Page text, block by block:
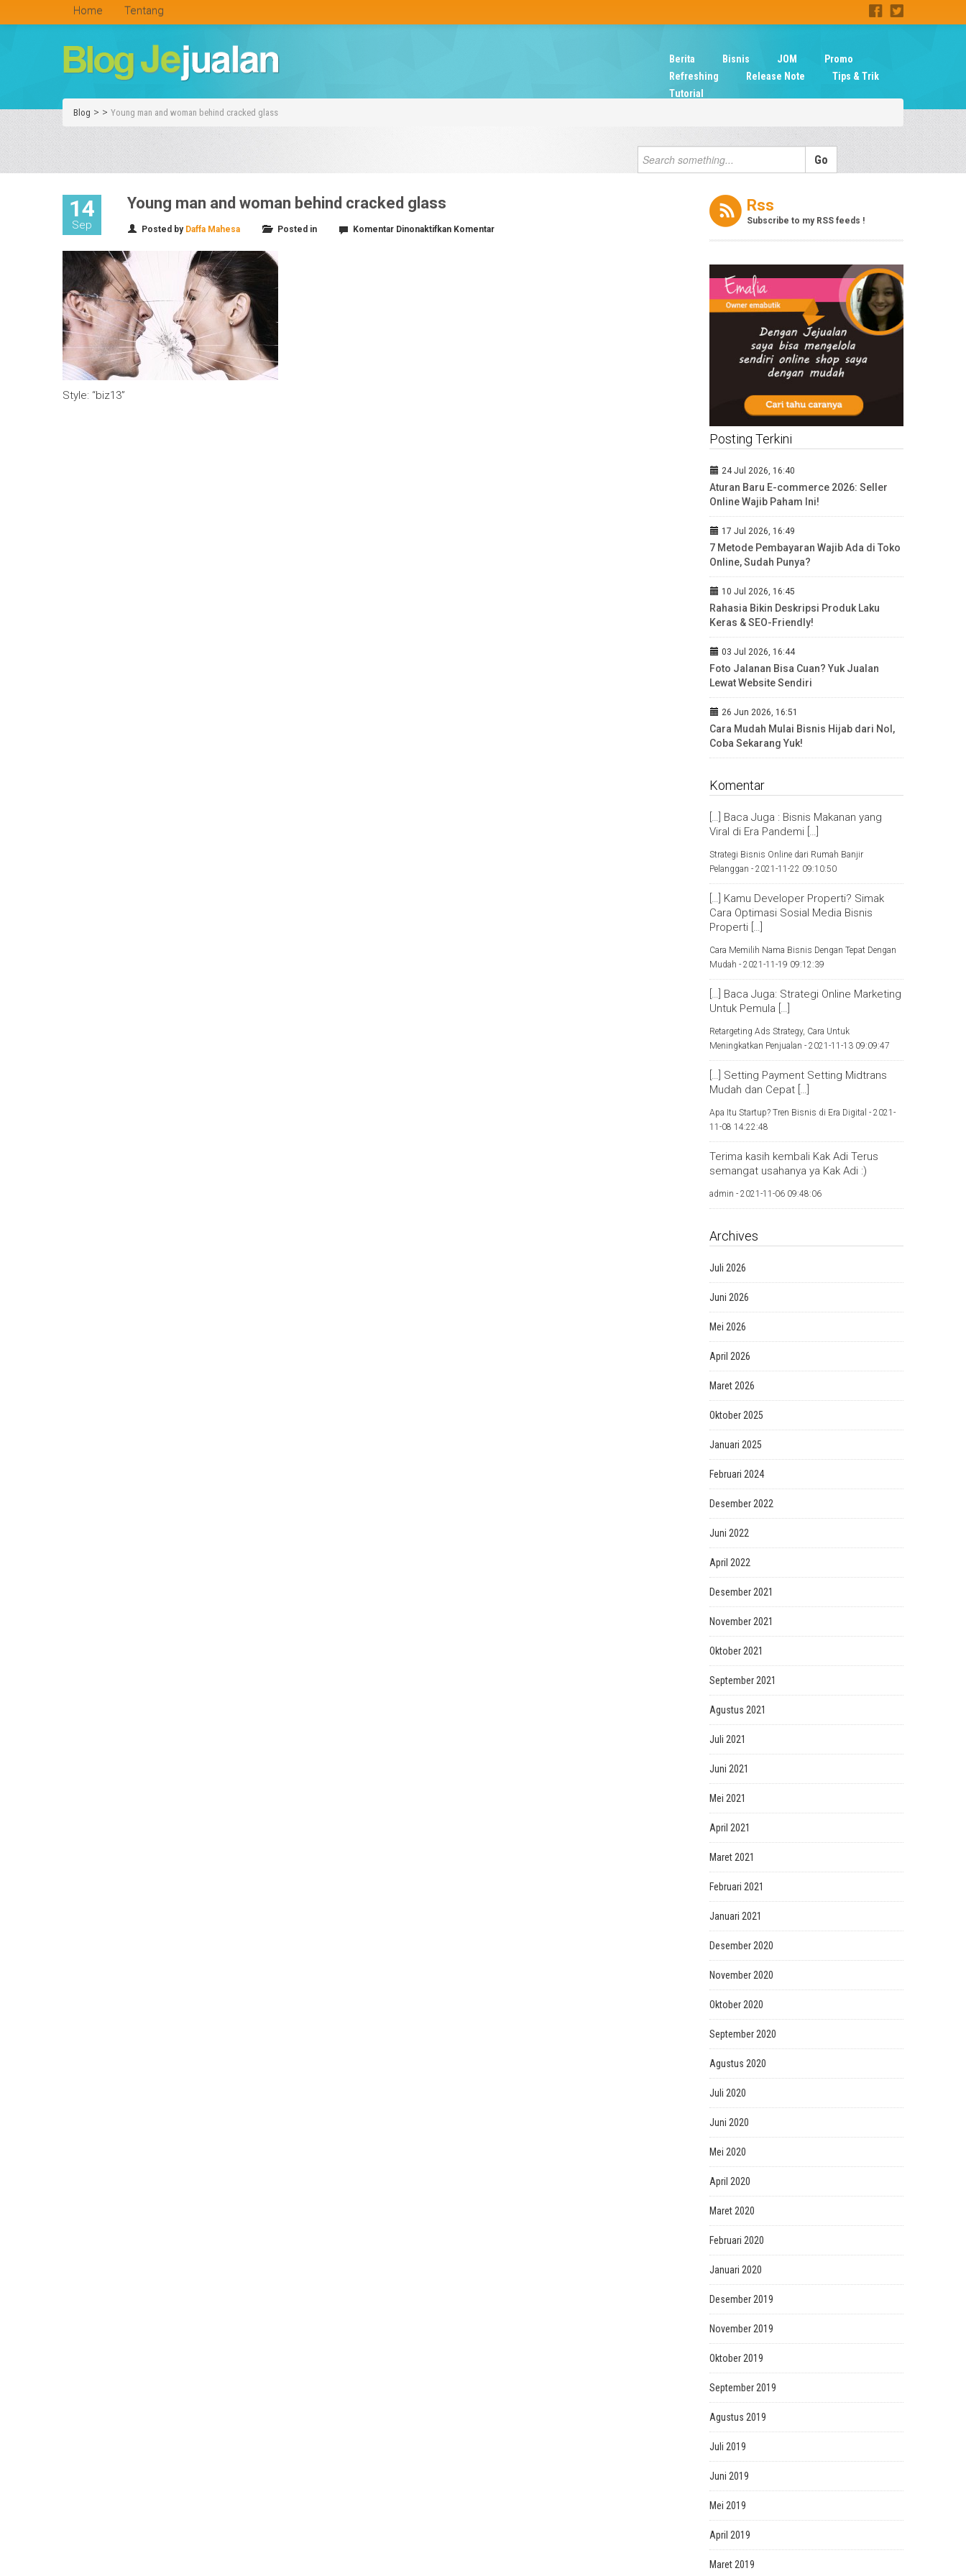
Home Tentang
Berita Bisnis JOM
Promo
Refreshing
Release Note
Tips & Trik
Tutorial
Blog > > Young man and woman behind cracked glass
14
Sep
Young man and woman behind cracked glass
Posted by Daffa Mahesa Posted in Komentar Dinonaktifkanpada
Komentar
Style: “biz13”
Rss
Subscribe to my RSS feeds !
Posting Terkini
24 Jul 2026, 16:40
Aturan Baru E-commerce 2026: Seller
Online Wajib Paham Ini!
17 Jul 2026, 16:49
7 Metode Pembayaran Wajib Ada di Toko
Online, Sudah Punya?
10 Jul 2026, 16:45
Rahasia Bikin Deskripsi Produk Laku
Keras & SEO-Friendly!
03 Jul 2026, 16:44
Foto Jalanan Bisa Cuan? Yuk Jualan
Lewat Website Sendiri
26 Jun 2026, 16:51
Cara Mudah Mulai Bisnis Hijab dari Nol,
Coba Sekarang Yuk!
Komentar
[…] Baca Juga : Bisnis Makanan yang
Viral di Era Pandemi […]
Strategi Bisnis Online dari Rumah Banjir
Pelanggan - 2021-11-22 09:10:50
[…] Kamu Developer Properti? Simak
Cara Optimasi Sosial Media Bisnis
Properti […]
Cara Memilih Nama Bisnis Dengan Tepat Dengan
Mudah - 2021-11-19 09:12:39
[…] Baca Juga: Strategi Online Marketing
Untuk Pemula […]
Retargeting Ads Strategy, Cara Untuk
Meningkatkan Penjualan - 2021-11-13 09:09:47
[…] Setting Payment Setting Midtrans
Mudah dan Cepat […]
Apa Itu Startup? Tren Bisnis di Era Digital - 2021-
11-08 14:22:48
Terima kasih kembali Kak Adi Terus
semangat usahanya ya Kak Adi :)
admin - 2021-11-06 09:48:06
Archives
Juli 2026
Juni 2026
Mei 2026
April 2026
Maret 2026
Oktober 2025
Januari 2025
Februari 2024
Desember 2022
Juni 2022
April 2022
Desember 2021
November 2021
Oktober 2021
September 2021
Agustus 2021
Juli 2021
Juni 2021
Mei 2021
April 2021
Maret 2021
Februari 2021
Januari 2021
Desember 2020
November 2020
Oktober 2020
September 2020
Agustus 2020
Juli 2020
Juni 2020
Mei 2020
April 2020
Maret 2020
Februari 2020
Januari 2020
Desember 2019
November 2019
Oktober 2019
September 2019
Agustus 2019
Juli 2019
Juni 2019
Mei 2019
April 2019
Maret 2019